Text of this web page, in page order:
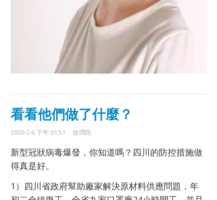
看看他們做了什麼？
2020-2-6 下午 01:51 徐潤民
新型冠狀病毒爆發，你知道嗎？四川的防控措施做
得真是好。
1）四川省政府幫助廠家解決原材料供應問題，年